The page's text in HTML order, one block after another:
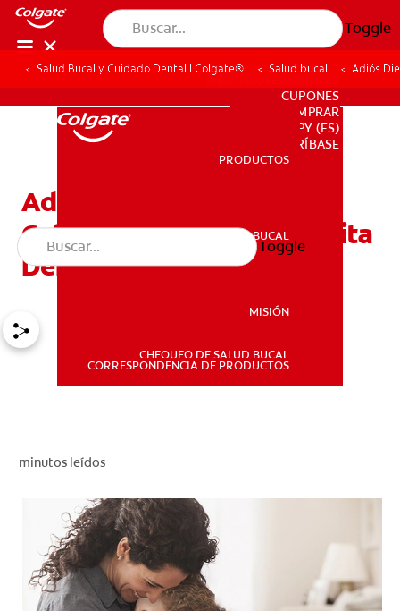
Toggle
PRODUCTOS
SALUD BUCAL
DONDE COMPRAR
PARA PROFESIONALES
CUPONES
DONDE COMPRAR
PY (ES)
SUSCRÍBASE
PRODUCTOS
SALUD BUCAL
MISIÓN
CHEQUEO DE SALUD BUCAL
CORRESPONDENCIA DE PRODUCTOS
Toggle
Salud Bucal y Cuidado Dental | Colgate® Salud bucal Adiós
Adiós Dientes De Leche:
Celebrando La Última Visita
Del Ratoncito Pérez
minutos leídos